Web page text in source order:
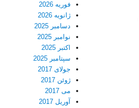
فوریه 2026
ژانویه 2026
دسامبر 2025
نوامبر 2025
اکتبر 2025
سپتامبر 2025
جولای 2017
ژوئن 2017
می 2017
آوریل 2017